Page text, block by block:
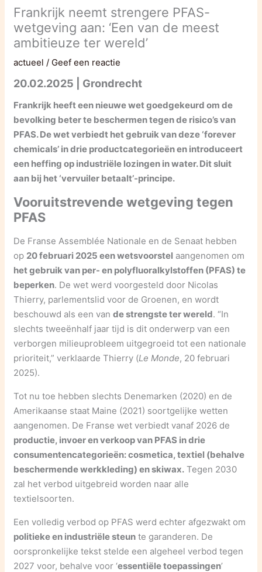
Frankrijk neemt strengere PFAS-
wetgeving aan: ‘Een van de meest
ambitieuze ter wereld’
actueel / Geef een reactie
20.02.2025 | Grondrecht
Frankrijk heeft een nieuwe wet goedgekeurd om de
bevolking beter te beschermen tegen de risico’s van
PFAS. De wet verbiedt het gebruik van deze ‘forever
chemicals’ in drie productcategorieën en introduceert
een heffing op industriële lozingen in water. Dit sluit
aan bij het ‘vervuiler betaalt’-principe.
Vooruitstrevende wetgeving tegen
PFAS
De Franse Assemblée Nationale en de Senaat hebben
op 20 februari 2025 een wetsvoorstel aangenomen om
het gebruik van per- en polyfluoralkylstoffen (PFAS) te
beperken. De wet werd voorgesteld door Nicolas
Thierry, parlementslid voor de Groenen, en wordt
beschouwd als een vande strengste ter wereld. “In
slechts tweeënhalf jaar tijd is dit onderwerp van een
verborgen milieuprobleem uitgegroeid tot een nationale
prioriteit,” verklaarde Thierry (Le Monde, 20 februari
2025).
Tot nu toe hebben slechts Denemarken (2020) en de
Amerikaanse staat Maine (2021) soortgelijke wetten
aangenomen. De Franse wet verbiedt vanaf 2026 de
productie, invoer en verkoop van PFAS in drie
consumentencategorieën: cosmetica, textiel (behalve
beschermende werkkleding) en skiwax. Tegen 2030
zal het verbod uitgebreid worden naar alle
textielsoorten.
Een volledig verbod op PFAS werd echter afgezwakt om
politieke en industriële steun te garanderen. De
oorspronkelijke tekst stelde een algeheel verbod tegen
2027 voor, behalve voor ‘essentiële toepassingen’